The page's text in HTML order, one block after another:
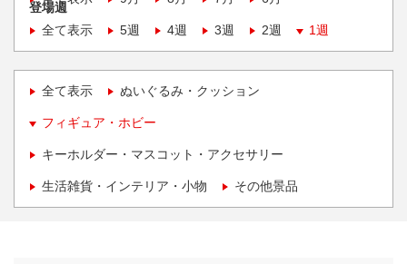
登場週
全て表示
5週 4週 3週 2週 1週
全て表示 ぬいぐるみ・クッション
フィギュア・ホビー
キーホルダー・マスコット・アクセサリー
生活雑貨・インテリア・小物 その他景品